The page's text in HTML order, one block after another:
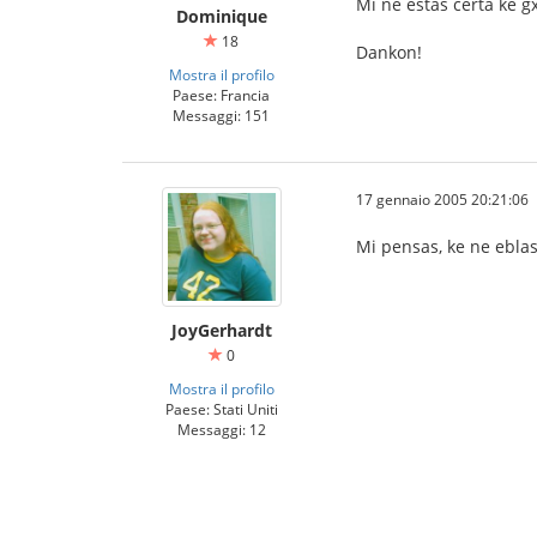
Dominique
18
Mostra il profilo
Paese: Francia
Messaggi: 151
Dankon!
JoyGerhardt
0
Mostra il profilo
Paese: Stati Uniti
Messaggi: 12
17 gennaio 2005 20:21:06
Mi pensas, ke ne